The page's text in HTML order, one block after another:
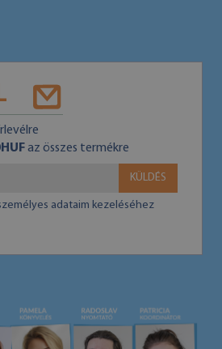
az összes termékre
KÜLDÉS
adataim kezeléséhez